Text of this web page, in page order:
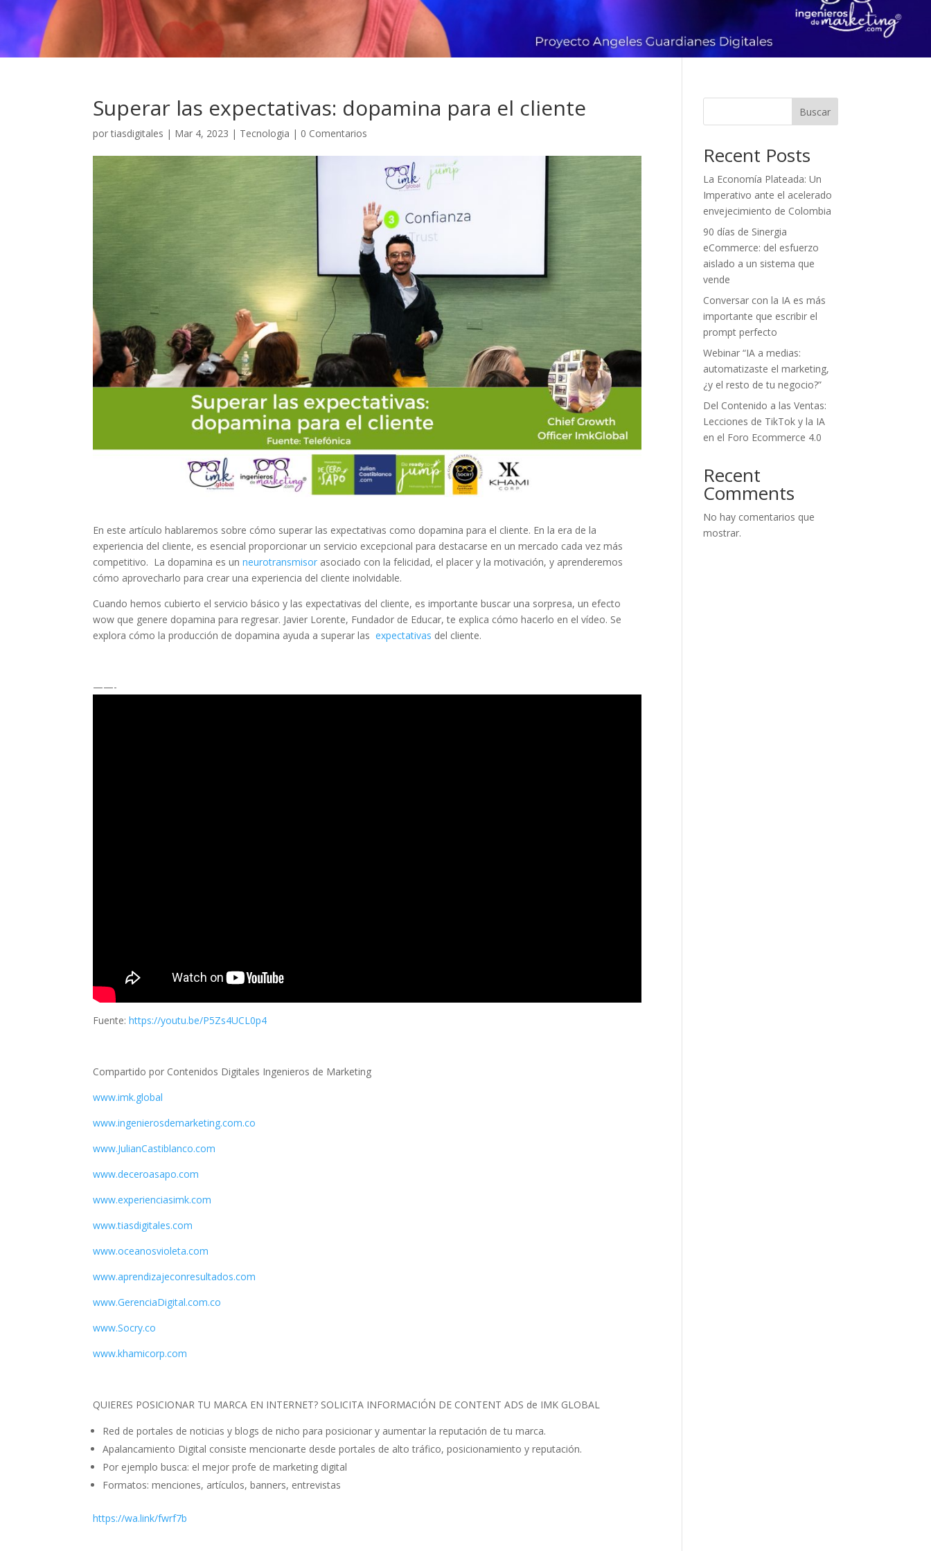
Superar las expectativas: dopamina para el cliente
portiasdigitales | Mar 4, 2023 | Tecnologia | 0 Comentarios
En este artículo hablaremos sobre cómo superar las expectativas como dopamina para el cliente. En la era de la
experiencia del cliente, es esencial proporcionar un servicio excepcional para destacarse en un mercado cada vez más
competitivo. La dopamina es unneurotransmisor asociado con la felicidad, el placer y la motivación, y aprenderemos
cómo aprovecharlo para crear una experiencia del cliente inolvidable.
Cuando hemos cubierto el servicio básico y las expectativas del cliente, es importante buscar una sorpresa, un efecto
wow que genere dopamina para regresar. Javier Lorente, Fundador de Educar, te explica cómo hacerlo en el vídeo. Se
explora cómo la producción de dopamina ayuda a superar lasexpectativas del cliente.
——-
Fuente:https://youtu.be/P5Zs4UCL0p4
Compartido por Contenidos Digitales Ingenieros de Marketing
www.imk.global
www.ingenierosdemarketing.com.co
www.JulianCastiblanco.com
www.deceroasapo.com
www.experienciasimk.com
www.tiasdigitales.com
www.oceanosvioleta.com
www.aprendizajeconresultados.com
www.GerenciaDigital.com.co
www.Socry.co
www.khamicorp.com
QUIERES POSICIONAR TU MARCA EN INTERNET? SOLICITA INFORMACIÓN DE CONTENT ADS de IMK GLOBAL
Red de portales de noticias y blogs de nicho para posicionar y aumentar la reputación de tu marca.
Apalancamiento Digital consiste mencionarte desde portales de alto tráfico, posicionamiento y reputación.
Por ejemplo busca: el mejor profe de marketing digital
Formatos: menciones, artículos, banners, entrevistas
https://wa.link/fwrf7b
Buscar
Recent Posts
La Economía Plateada: Un
Imperativo ante el acelerado
envejecimiento de Colombia
90 días de Sinergia
eCommerce: del esfuerzo
aislado a un sistema que
vende
Conversar con la IA es más
importante que escribir el
prompt perfecto
Webinar “IA a medias:
automatizaste el marketing,
¿y el resto de tu negocio?”
Del Contenido a las Ventas:
Lecciones de TikTok y la IA
en el Foro Ecommerce 4.0
Recent
Comments
No hay comentarios que
mostrar.